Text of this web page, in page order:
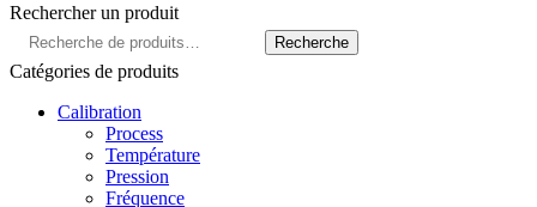
Rechercher un produit
Recherche
pour :
Recherche
Catégories de produits
Calibration
Process
Température
Pression
Fréquence